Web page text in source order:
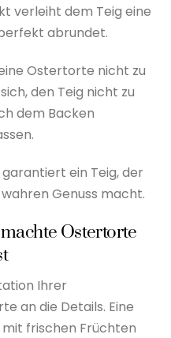
verleiht dem Teig eine
abrundet.
Ostertorte nicht zu
den Teig nicht zu
dem Backen
ein Teig, der
Genuss macht.
Ostertorte
Ihrer
an die Details. Eine
frischen Früchten